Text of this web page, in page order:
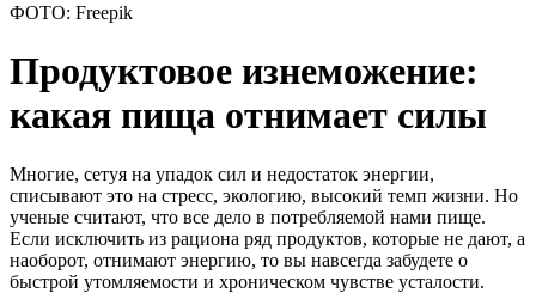
ФОТО: Freepik
Продуктовое изнеможение:
какая пища отнимает силы
Многие, сетуя на упадок сил и недостаток энергии,
списывают это на стресс, экологию, высокий темп жизни. Но
ученые считают, что все дело в потребляемой нами пище.
Если исключить из рациона ряд продуктов, которые не дают, а
наоборот, отнимают энергию, то вы навсегда забудете о
быстрой утомляемости и хроническом чувстве усталости.